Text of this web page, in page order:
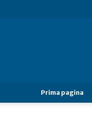
Prima pagina